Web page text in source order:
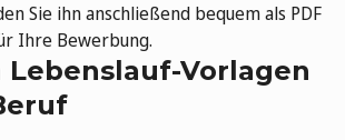
Sie ihn anschließend bequem als PDF
Ihre Bewerbung.
Lebenslauf-Vorlagen